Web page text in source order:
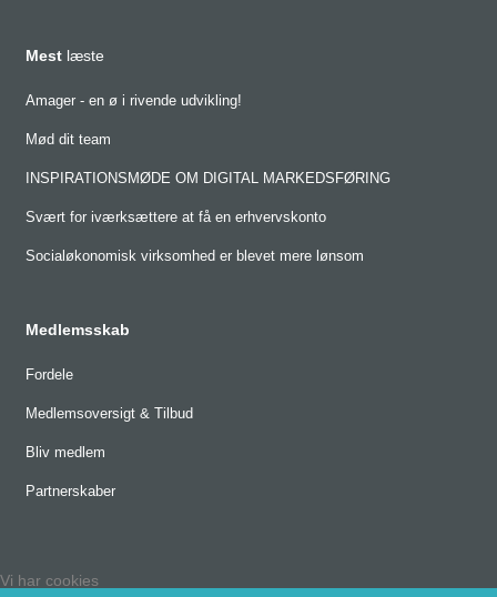
Mest læste
Amager - en ø i rivende udvikling!
Mød dit team
INSPIRATIONSMØDE OM DIGITAL MARKEDSFØRING
Svært for iværksættere at få en erhvervskonto
Socialøkonomisk virksomhed er blevet mere lønsom
Medlemsskab
Fordele
Medlemsoversigt & Tilbud
Bliv medlem
Partnerskaber
Vi har cookies